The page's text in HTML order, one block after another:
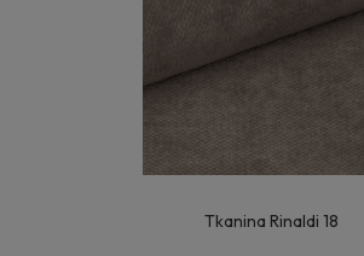
Tkanina Rinaldi 18